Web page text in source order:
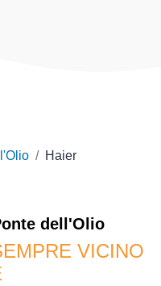
Haier
dell'Olio
VICINO